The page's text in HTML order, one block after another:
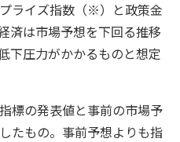
ライズ指数（※）と政策金
済は市場予想を下回る推移
下圧力がかかるものと想定
標の発表値と事前の市場予
たもの。事前予想よりも指